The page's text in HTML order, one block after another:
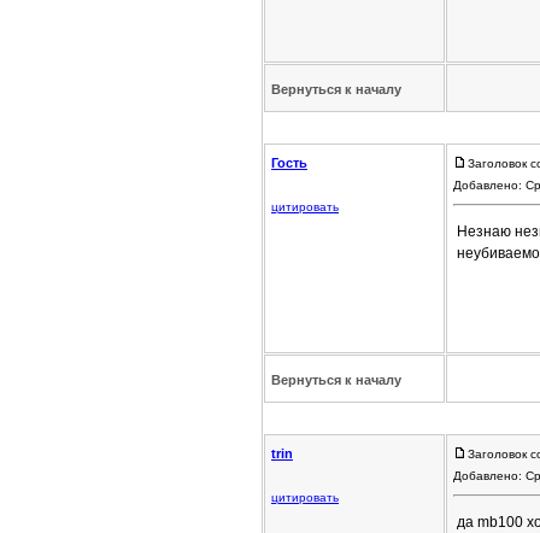
Вернуться к началу
Гость
цитировать
Заголовок
Добавлено:
Незнаю
Вернуться к началу
trin
цитировать
Заголовок
Добавлено:
да mb100